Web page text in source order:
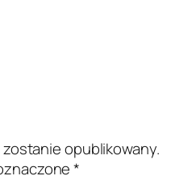
opublikowany.
*